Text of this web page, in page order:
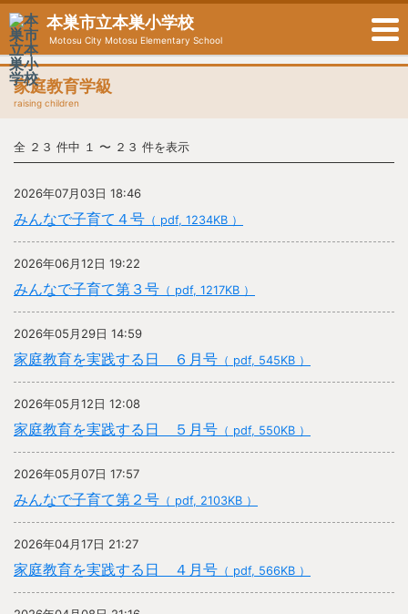
本巣市立本巣小学校
Motosu City Motosu Elementary School
家庭教育学級
raising children
全 ２３ 件中 １ 〜 ２３ 件を表示
2026年07月03日 18:46
みんなで子育て４号 （ pdf, 1234KB ）
2026年06月12日 19:22
みんなで子育て第３号 （ pdf, 1217KB ）
2026年05月29日 14:59
家庭教育を実践する日 ６月号 （ pdf, 545KB ）
2026年05月12日 12:08
家庭教育を実践する日 ５月号 （ pdf, 550KB ）
2026年05月07日 17:57
みんなで子育て第２号 （ pdf, 2103KB ）
2026年04月17日 21:27
家庭教育を実践する日 ４月号 （ pdf, 566KB ）